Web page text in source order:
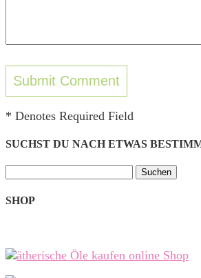
* Denotes Required Field
SUCHST DU NACH ETWAS
nach:
SHOP